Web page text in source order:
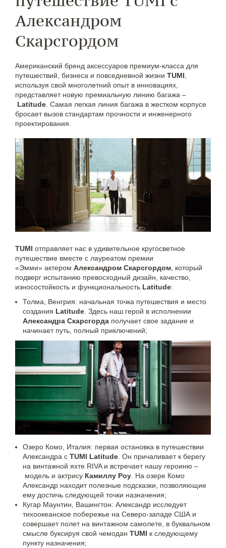
Александром
Скарсгордом
Американский бренд аксессуаров премиум-класса для
путешествий, бизнеса и повседневной жизни TUMI
используя свой многолетний опыт в инновациях,
представляет новую премиальную линию багажа –
Latitude . Самая легкая линия багажа в жестком корпусе
бросает вызов стандартам прочности и инженерного
проектирования.
TUMI отправляет нас в удивительное кругосветное
путешествие вместе с лауреатом премии
«Эмми» актером Александром Скарсгордом, который
подверг испытанию превосходный дизайн, качество,
износостойкость и функциональность Latitude:
Толма, Венгрия: начальная точка путешествия и место
создания Latitude. Здесь наш герой в исполнении
Александра Скарсгорда получает свое задание и
начинает путь, полный приключений;
Озеро Комо, Италия: первая остановка в путешествии
Александра с TUMI Latitude . Он причаливает к берегу
на винтажной яхте RIVA и встречает нашу героиню –
модель и актрису Камиллу Роу . На озере Комо
Александр находит полезные подсказки, позволяющие
ему достичь следующей точки назначения;
Кугар Маунтин, Вашингтон: Александр исследует
тихоокеанское побережье на Северо-западе США и
совершает полет на винтажном самолете, в буквальном
смысле буксируя свой чемодан TUMI к следующему
пункту назначения;